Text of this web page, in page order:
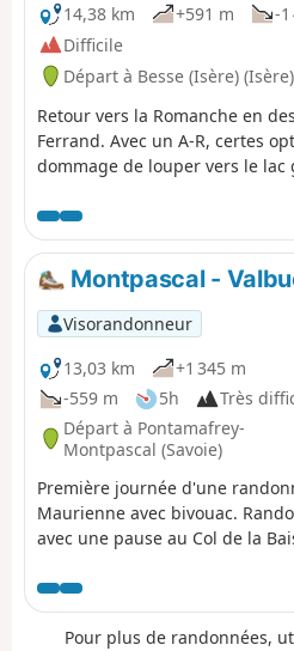
14,38 km
+591 m -1
Difficile
Départ à Besse (Isère) (Isère)
Retour vers la Romanche en
Ferrand. Avec un A-R, certes
dommage de louper vers le lac
Montpascal -
Visorandonneur
13,03 km
+1 345 m
-559 m
5h
Très
Départ à Pontamafrey-
Montpascal (Savoie)
Première journée d'une
Maurienne avec bivouac.
avec une pause au Col de la
Tovet. Nota : Le tracé indiqué
GPS que je n'ai jamais mise en
boucles à certains endroits.
Pour plus de randonnées,